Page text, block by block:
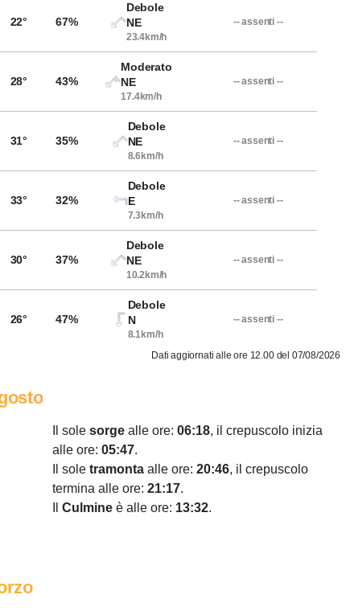
22° 67%
Debole
NE
23.4km/h
-- assenti --
28° 43%
Moderato
NE
17.4km/h
-- assenti --
31° 35%
Debole
NE
8.6km/h
-- assenti --
33° 32%
Debole
E
7.3km/h
-- assenti --
30° 37%
Debole
NE
10.2km/h
-- assenti --
26° 47%
Debole
N
8.1km/h
-- assenti --
Dati aggiornati alle ore 12.00 del 07/08/2026
Il sole sorge alle ore: 06:18, il crepuscolo inizia
alle ore: 05:47.
Il sole tramonta alle ore: 20:46, il crepuscolo
termina alle ore: 21:17.
Culmine è alle ore: 13:32.